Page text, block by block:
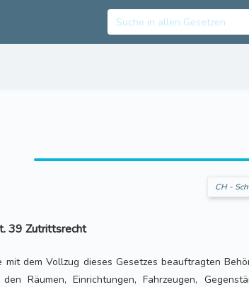
CH -
39 Zutrittsrecht
mit dem Vollzug dieses Gesetzes beauftragten
Räumen, Einrichtungen, Fahrzeugen,